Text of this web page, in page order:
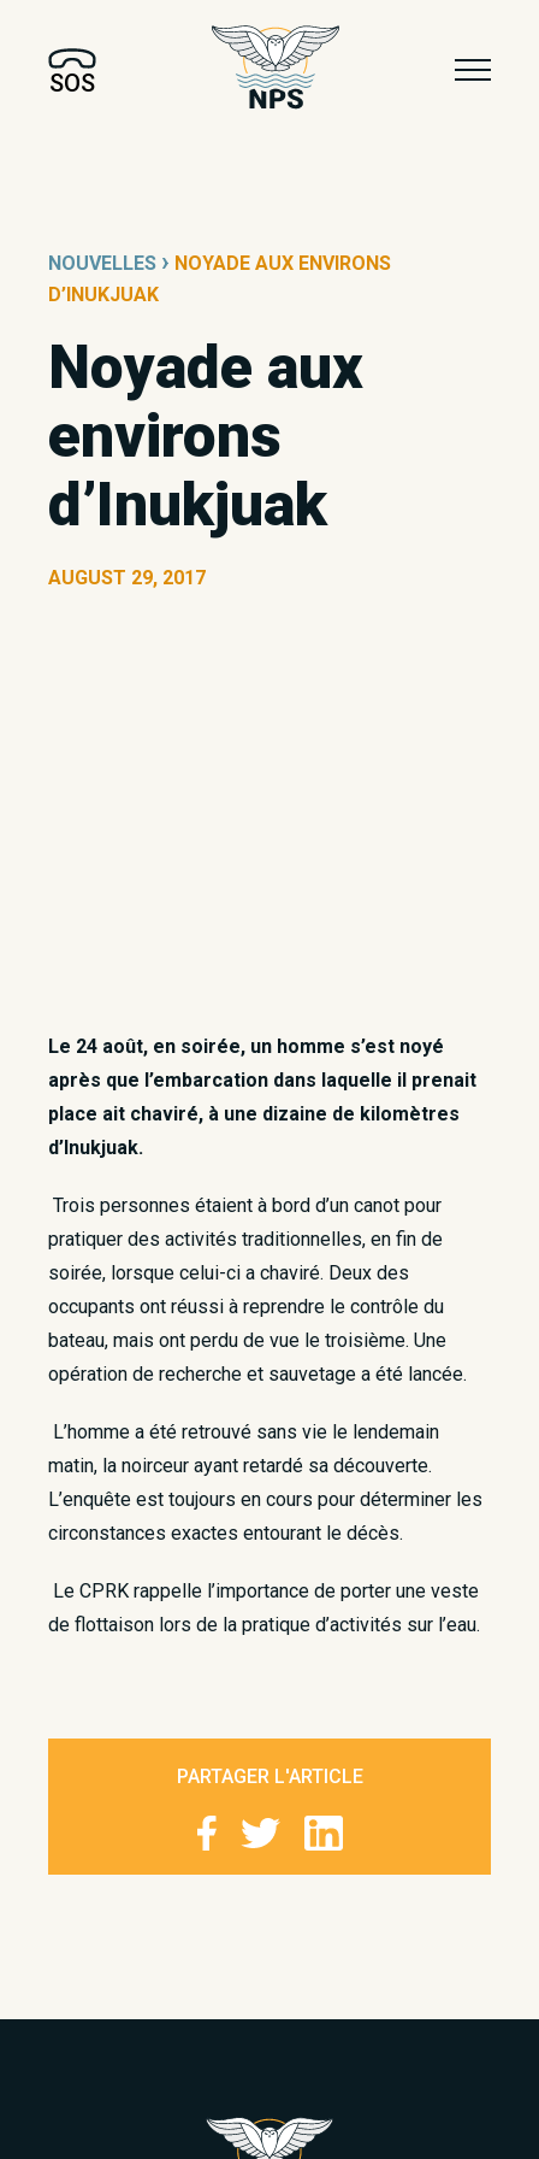
SOS
NOUVELLES › NOYADE AUX ENVIRONS
D’INUKJUAK
Noyade aux
environs
d’Inukjuak
AUGUST 29, 2017
Le 24 août, en soirée, un homme s’est noyé
après que l’embarcation dans laquelle il prenait
place ait chaviré, à une dizaine de kilomètres
d’Inukjuak.
Trois personnes étaient à bord d’un canot pour
pratiquer des activités traditionnelles, en fin de
soirée, lorsque celui-ci a chaviré. Deux des
occupants ont réussi à reprendre le contrôle du
bateau, mais ont perdu de vue le troisième. Une
opération de recherche et sauvetage a été lancée.
L’homme a été retrouvé sans vie le lendemain
matin, la noirceur ayant retardé sa découverte.
L’enquête est toujours en cours pour déterminer les
circonstances exactes entourant le décès.
Le CPRK rappelle l’importance de porter une veste
de flottaison lors de la pratique d’activités sur l’eau.
PARTAGER L'ARTICLE